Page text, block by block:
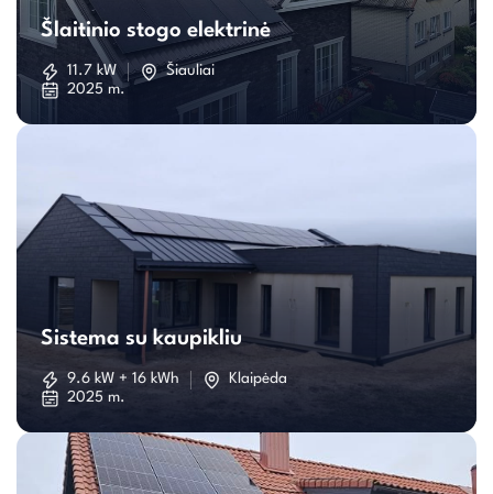
stogo
elektrinė
Šlaitinio stogo elektrinė
11.7 kW
Šiauliai
2025 m.
Sistema
su
kaupikliu
Sistema su kaupikliu
9.6 kW + 16 kWh
Klaipėda
2025 m.